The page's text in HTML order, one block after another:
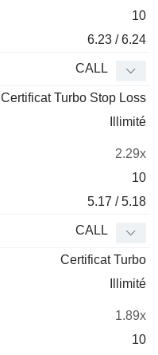
10
6.23 / 6.24
CALL
Certificat Turbo Stop Loss
Illimité
2.29x
10
5.17 / 5.18
CALL
Certificat Turbo
Illimité
1.89x
10